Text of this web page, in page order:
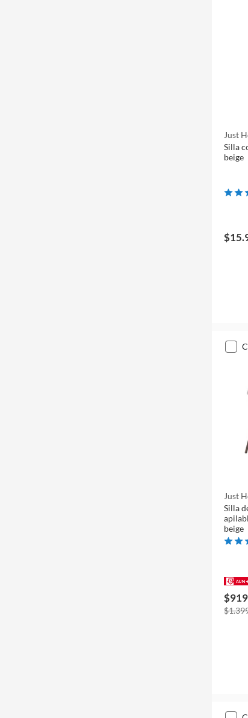
Just
Silla
beige
Just
Silla
beige
$919